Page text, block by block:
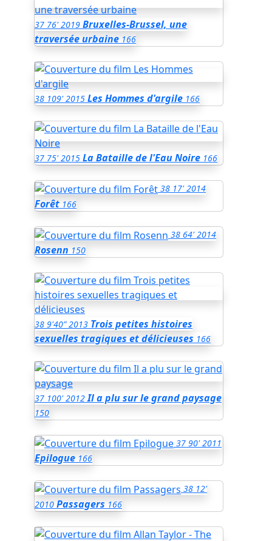
37 76' 2019 Bruxelles-Brussel, une
traversée urbaine 166
38 109' 2015 Les Hommes d'argile 166
37 75' 2015 La Bataille de l'Eau Noire 166
38 17' 2014
Forêt 166
38 64' 2014
Rosenn 150
38 9'40” 2013 Trois petites histoires
sexuelles tragiques et délicieuses 166
37 100' 2012 Il a plu sur le grand paysage
150
37 90' 2011
Epilogue 166
38 12'
2010 Passagers 166